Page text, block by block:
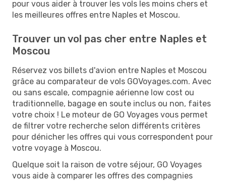
pour vous aider à trouver les vols les moins chers et
les meilleures offres entre Naples et Moscou.
Trouver un vol pas cher entre Naples et
Moscou
Réservez vos billets d'avion entre Naples et Moscou
grâce au comparateur de vols GOVoyages.com. Avec
ou sans escale, compagnie aérienne low cost ou
traditionnelle, bagage en soute inclus ou non, faites
votre choix ! Le moteur de GO Voyages vous permet
de filtrer votre recherche selon différents critères
pour dénicher les offres qui vous correspondent pour
votre voyage à Moscou.
Quelque soit la raison de votre séjour, GO Voyages
vous aide à comparer les offres des compagnies